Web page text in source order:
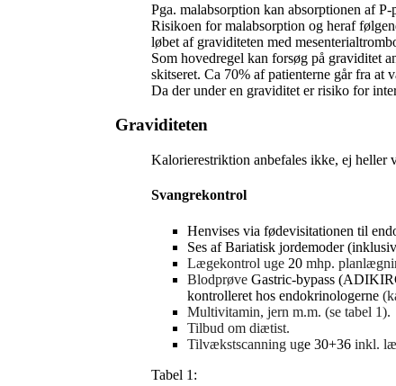
Pga. malabsorption kan absorptionen af
Risikoen for malabsorption og heraf
løbet af graviditeten med
Som hovedregel kan forsøg på graviditet
skitseret. Ca 70% af patienterne går fra
Da der under en graviditet er risiko for
Graviditeten
Kalorierestriktion anbefales ikke, ej heller
Svangrekontrol
Henvises via fødevisitationen til
Ses af Bariatisk jordemoder
Lægekontrol uge 20 mhp.
Blodprøve Gastric-bypass
kontrolleret hos endokrinologerne
Multivitamin, jern m.m. (se tabel 1).
Tilbud om diætist.
Tilvækstscanning uge 30+36 inkl.
Tabel 1: